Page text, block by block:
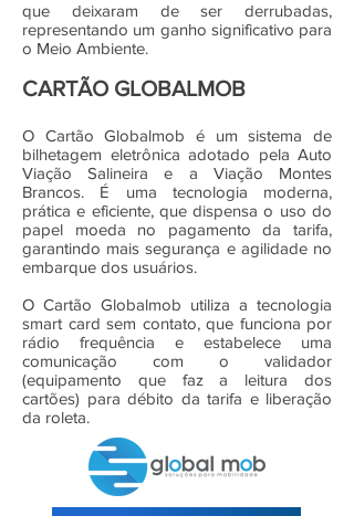
que deixaram de ser derrubadas,
representando um ganho significativo para
o Meio Ambiente.
CARTÃO GLOBALMOB
O CartãoGlobalmob é um sistema de
bilhetagem eletrônica adotado pela Auto
Viação Salineira e a Viação Montes
Brancos. É uma tecnologia moderna,
prática e eficiente, que dispensa o uso do
papel moeda no pagamento da tarifa,
garantindo mais segurança e agilidade no
embarque dos usuários.
O Cartão Globalmob utiliza a tecnologia
smart card sem contato, que funciona por
rádio frequência e estabelece uma
comunicação com o validador
(equipamento que faz a leitura dos
cartões) para débito da tarifa e liberação
da roleta.